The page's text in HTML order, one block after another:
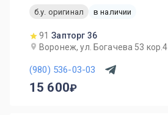
б.у. оригинал
в наличии
91 Запторг 36
Воронеж, ул. Богачева 53 кор.4
(980) 536-03-03
15 600